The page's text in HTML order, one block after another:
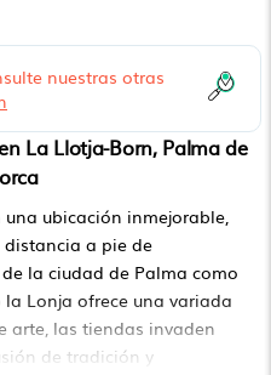
nuestras otras
La Llotja-Born, Palma de
ubicación inmejorable,
a pie de
la ciudad de Palma como
Lonja ofrece una variada
arte, las tiendas invaden
de tradición y